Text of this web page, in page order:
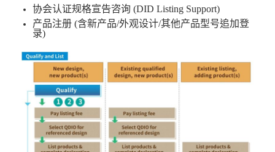
协会认证规格宣告咨询 (DID Listing Support)
产品注册 (含新产品/外观设计/其他产品型号追加登
录)